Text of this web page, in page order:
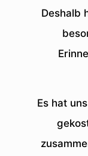
Deshalb
Es hat